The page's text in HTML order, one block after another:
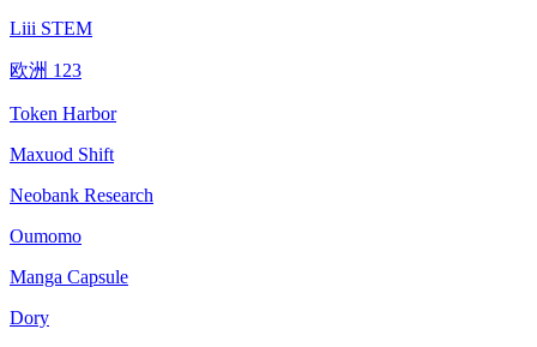
Liii STEM
欧洲 123
Token Harbor
Maxuod Shift
Neobank Research
Oumomo
Manga Capsule
Dory